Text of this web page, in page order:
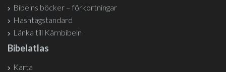
Bibelns böcker – förkortningar
Hashtagstandard
Länka till Kärnbibeln
Bibelatlas
Karta